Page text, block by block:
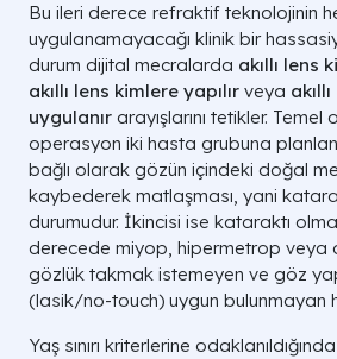
Bu ileri derece refraktif teknolojinin
uygulanamayacağı klinik bir
durum dijital mecralarda akıllı lens
akıllı lens kimlere yapılır veya
uygulanır arayışlarını tetikler. Temel
operasyon iki hasta grubuna
bağlı olarak gözün içindeki doğal
kaybederek matlaşması, yani
durumudur. İkincisi ise kataraktı
derecede miyop, hipermetrop veya
gözlük takmak istemeyen ve göz
(lasik/no-touch) uygun bulunmayan
Yaş sınırı kriterlerine odaklanıldığında